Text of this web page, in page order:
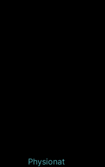
Physionat